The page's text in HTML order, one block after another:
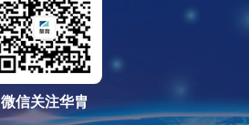
微信关注华胄